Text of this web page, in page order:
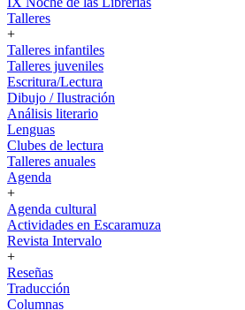
Talleres
+
Talleres infantiles
Talleres juveniles
Escritura/Lectura
Dibujo / Ilustración
Análisis literario
Lenguas
Clubes de lectura
Talleres anuales
Agenda
+
Agenda cultural
Actividades en Escaramuza
Revista Intervalo
+
Reseñas
Traducción
Columnas